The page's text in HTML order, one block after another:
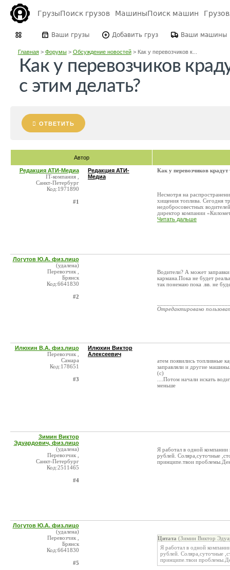
ГрузыПоиск грузов МашиныПоиск машин
Ваши грузы Добавить груз Ваши машины
Главная> Форумы> Обсуждение новостей> Как у перевозчиков к...
Как у перевозчиков
с этим делать?
ОТВЕТИТЬ
Автор
Редакция АТИ-Медиа
IT-компания ,
Санкт-Петербург
Код:1971890
#1
Редакция АТИ-
Медиа
Как у перевозчиков
Несмотря на
хищения топлива. Сегодня
недобросовестных
директор компании
Читать дальше
Логутов Ю.А. физ.лицо
(удалена)
Перевозчик ,
Брянск
Код:6641830
#2
Водители? А может заправки
кармана.Пока не будет
так понемаю пока .вв. не
Отредактировано
Илюхин В.А. физ.лицо
Перевозчик ,
Самара
Код:178651
#3
Илюхин Виктор
Алексеевич
атем появились топливные
заправляли и другие
(с)
....Потом начали искать
меньше
Зимин Виктор
Эдуардович, физ.лицо
(удалена)
Перевозчик ,
Санкт-Петербург
Код:2511465
#4
Я работал в одной компании
рублей. Соляра,суточные
принципе.твои
Логутов Ю.А. физ.лицо
(удалена)
Перевозчик ,
Брянск
Код:6641830
#5
Цитата (Зимин Виктор
Я работал в одной
рублей. Соляра,суточные
принципе.твои